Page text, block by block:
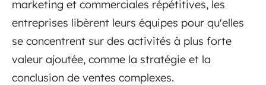
marketing et commerciales répétitives, les
entreprises libèrent leurs équipes pour qu'elles
se concentrent sur des activités à plus forte
valeur ajoutée, comme la stratégie et la
conclusion de ventes complexes.